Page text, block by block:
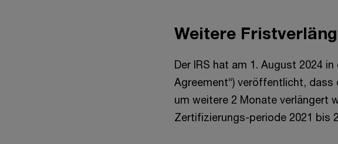
Weitere
Der IRS hat am 1. August 2024
Agreement“) veröffentlicht,
um weitere 2 Monate verlängert
Zertifizierungs-periode 2021 bis